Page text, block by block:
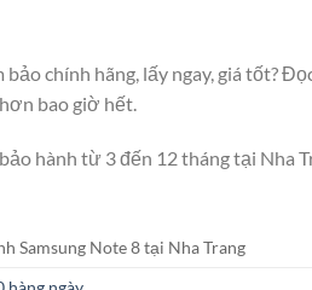
chính hãng, lấy ngay, giá tốt?
bao giờ hết.
hành từ 3 đến 12 tháng tại Nha
Samsung Note 8 tại Nha Trang